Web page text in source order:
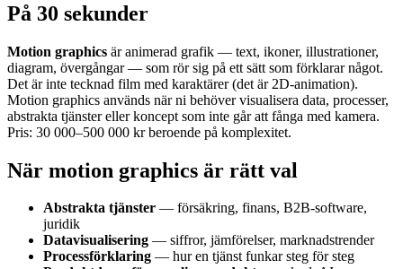
På 30 sekunder
Motion graphics är animerad grafik — text, ikoner, illustrationer,
diagram, övergångar — som rör sig på ett sätt som förklarar något.
Det är inte tecknad film med karaktärer (det är 2D-animation).
Motion graphics används när ni behöver visualisera data, processer,
abstrakta tjänster eller koncept som inte går att fånga med kamera.
Pris: 30 000–500 000 kr beroende på komplexitet.
När motion graphics är rätt val
Abstrakta tjänster — försäkring, finans, B2B-software,
juridik
Datavisualisering — siffror, jämförelser, marknadstrender
Processförklaring — hur en tjänst funkar steg för steg